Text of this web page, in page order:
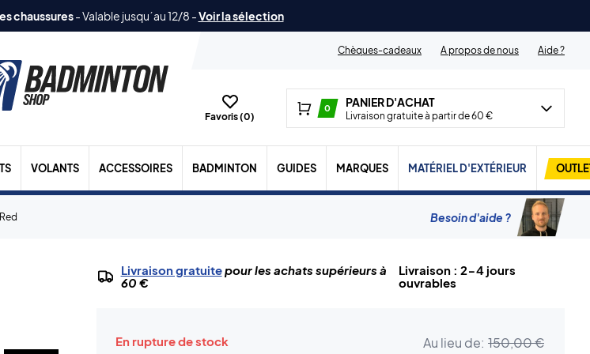
chaussures-Valable jusqu´au 12/8 -Voir la sélection
Chèques-cadeaux
A propos de nous Aide ?
Favoris (0)
0 PANIER D'ACHAT
Livraison gratuite à partir de 60 €
VOLANTS ACCESSOIRES BADMINTON GUIDES MARQUES MATÉRIEL D'EXTÉRIEUR
Besoin d'aide ?
Livraison gratuitepour les achats supérieurs à
60 €
Livraison : 2-4 jours
ouvrables
En rupture de stock Au lieu de: 150,00 €